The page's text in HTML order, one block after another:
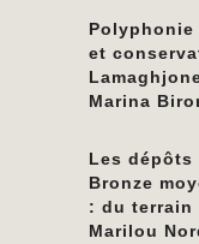
et
Marina
Les dépôts
Bronze
: du terrain
Marilou